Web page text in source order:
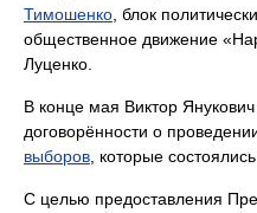
Тимошенко , блок
общественное движение
Луценко.
В конце мая Виктор
договорённости о
выборов , которые состоялись
С целью предоставления